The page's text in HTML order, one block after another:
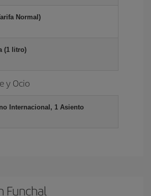
Normal)
(1 litro)
y Ocio
Internacional, 1 Asiento
Funchal